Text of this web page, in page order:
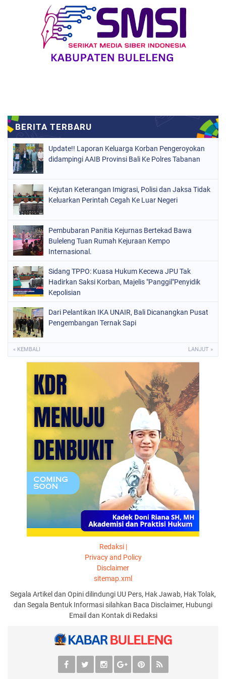
Update!! Laporan Keluarga Korban Pengeroyokan
didampingi AAIB Provinsi Bali Ke Polres Tabanan
Kejutan Keterangan Imigrasi, Polisi dan Jaksa Tidak
Keluarkan Perintah Cegah Ke Luar Negeri
Pembubaran Panitia Kejurnas Bertekad Bawa
Buleleng Tuan Rumah Kejuraan Kempo
Internasional.
Sidang TPPO: Kuasa Hukum Kecewa JPU Tak
Hadirkan Saksi Korban, Majelis "Panggil"Penyidik
Kepolisian
Dari Pelantikan IKA UNAIR, Bali Dicanangkan Pusat
Pengembangan Ternak Sapi
« KEMBALI LANJUT »
Redaksi |
Privacy and Policy
Disclaimer
sitemap.xml
Segala Artikel dan Opini dilindungi UU Pers, Hak Jawab, Hak Tolak,
dan Segala Bentuk Informasi silahkan Baca Disclaimer, Hubungi
Email dan Kontak di Redaksi